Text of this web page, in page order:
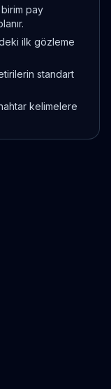
pay
ilk gözleme
standart
kelimelere